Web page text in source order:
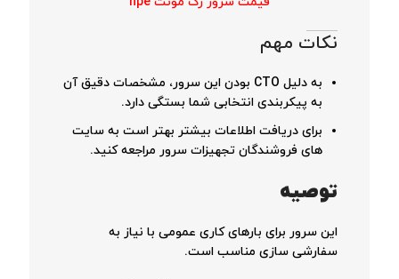
نکات مهم
به دلیل CTO بودن این سرور، مشخصات دقیق آن
به پیکربندی انتخابی شما بستگی دارد.
برای دریافت اطلاعات بیشتر بهتر است به سایت
های فروشندگان تجهیزات سرور مراجعه کنید.
توصیه
این سرور برای بارهای کاری عمومی با نیاز به
سفارشی سازی مناسب است.